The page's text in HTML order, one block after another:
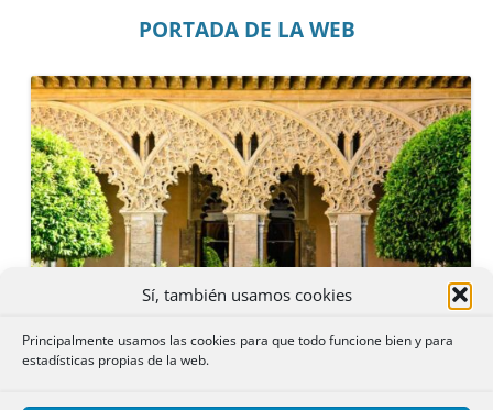
Sí, también usamos cookies
Principalmente usamos las cookies para que todo funcione bien y para
estadísticas propias de la web.
PORTADA DE LA WEB